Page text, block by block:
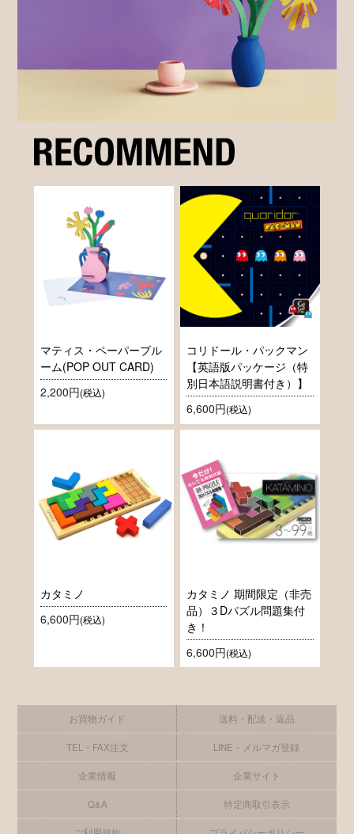
マティス・ペーパーブル
ーム(POP OUT CARD)
2,200円(税込)
コリドール・パックマン
【英語版パッケージ（特
別日本語説明書付き）】
6,600円(税込)
カタミノ
6,600円(税込)
カタミノ 期間限定（非売
品）３Dパズル問題集付
き！
6,600円(税込)
お買物ガイド 送料・配送・返品
TEL・FAX注文 LINE・メルマガ登録
企業情報 企業サイト
Q&A 特定商取引表示